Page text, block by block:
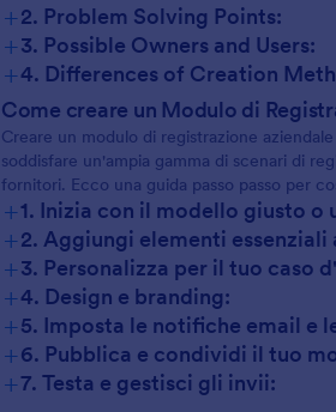
+2. Problem Solving Points:
+3. Possible Owners and Users:
+4. Differences of Creation
Come creare un Modulo di
Creare un modulo di registrazione
soddisfare un'ampia gamma di scenari di
fornitori. Ecco una guida passo passo per
+1. Inizia con il modello giusto o
+2. Aggiungi elementi essenziali
+3. Personalizza per il tuo caso
+4. Design e branding:
+5. Imposta le notifiche email e
+6. Pubblica e condividi il tuo
+7. Testa e gestisci gli invii: